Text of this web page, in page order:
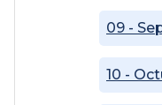
09 -
10 -